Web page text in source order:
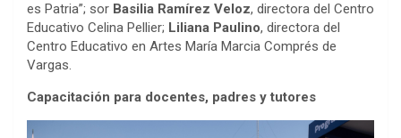
es Patria”; sor Basilia Ramírez Veloz, directora del Centro
Educativo Celina Pellier; Liliana Paulino, directora del
Centro Educativo en Artes María Marcia Comprés de
Vargas.
Capacitación para docentes, padres y tutores